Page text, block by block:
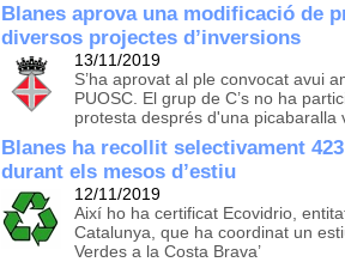
Blanes aprova una modificació de
diversos projectes d’inversions
13/11/2019
S’ha aprovat al ple convocat avui
PUOSC. El grup de C’s no ha
protesta després d'una picabaralla
Blanes ha recollit selectivament
durant els mesos d’estiu
12/11/2019
Així ho ha certificat Ecovidrio,
Catalunya, que ha coordinat un
Verdes a la Costa Brava’